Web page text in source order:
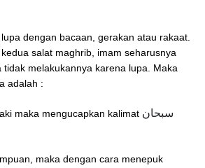
dengan bacaan, gerakan atau rakaat.
salat maghrib, imam seharusnya
tidak melakukannya karena lupa. Maka
adalah :
maka mengucapkan kalimat سبحان
maka dengan cara menepuk